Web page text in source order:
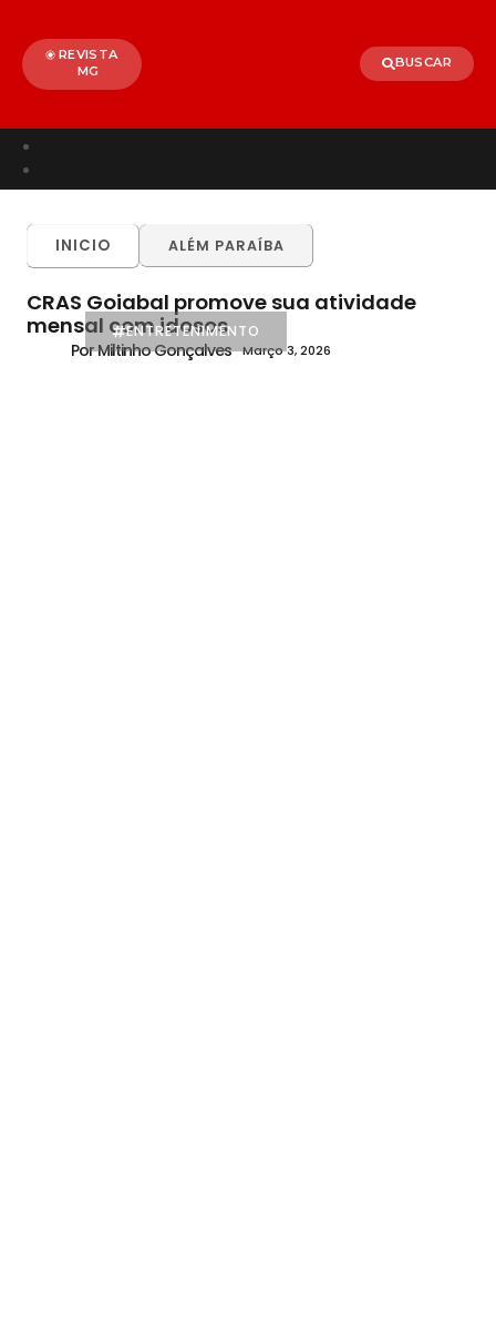
REVISTA
MG
BUSCAR
ALÉM PARAÍBA
BRASIL
ENTRETENIMENTO
INICIO ALÉM PARAÍBA
CRAS Goiabal promove sua atividade
mensal com idosos
Por Miltinho Gonçalves Março 3, 2026